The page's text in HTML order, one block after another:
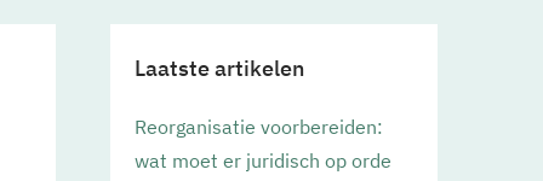
Laatste artikelen
Reorganisatie voorbereiden:
wat moet er juridisch op orde